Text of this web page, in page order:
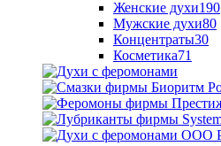
Женские духи190
Мужские духи80
Концентраты30
Косметика71